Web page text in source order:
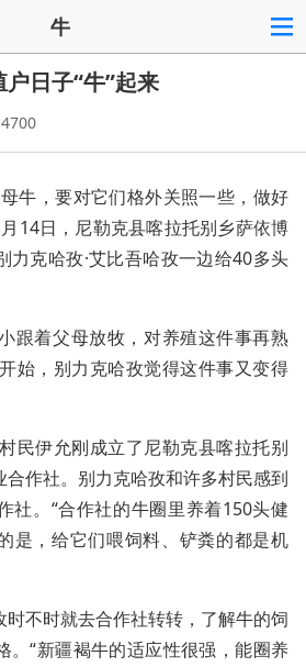
牛
日子“牛”起来
牛，要对它们格外关照一些，做好
14日，尼勒克县喀拉托别乡萨依博
力克哈孜·艾比吾哈孜一边给40多头
跟着父母放牧，对养殖这件事再熟
始，别力克哈孜觉得这件事又变得
民伊允刚成立了尼勒克县喀拉托别
合作社。别力克哈孜和许多村民感到
社。“合作社的牛圈里养着150头健
是，给它们喂饲料、铲粪的都是机
不时就去合作社转转，了解牛的饲
。“新疆褐牛的适应性很强，能圈养